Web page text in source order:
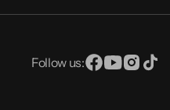
Follow us:
Facebook
YouTube